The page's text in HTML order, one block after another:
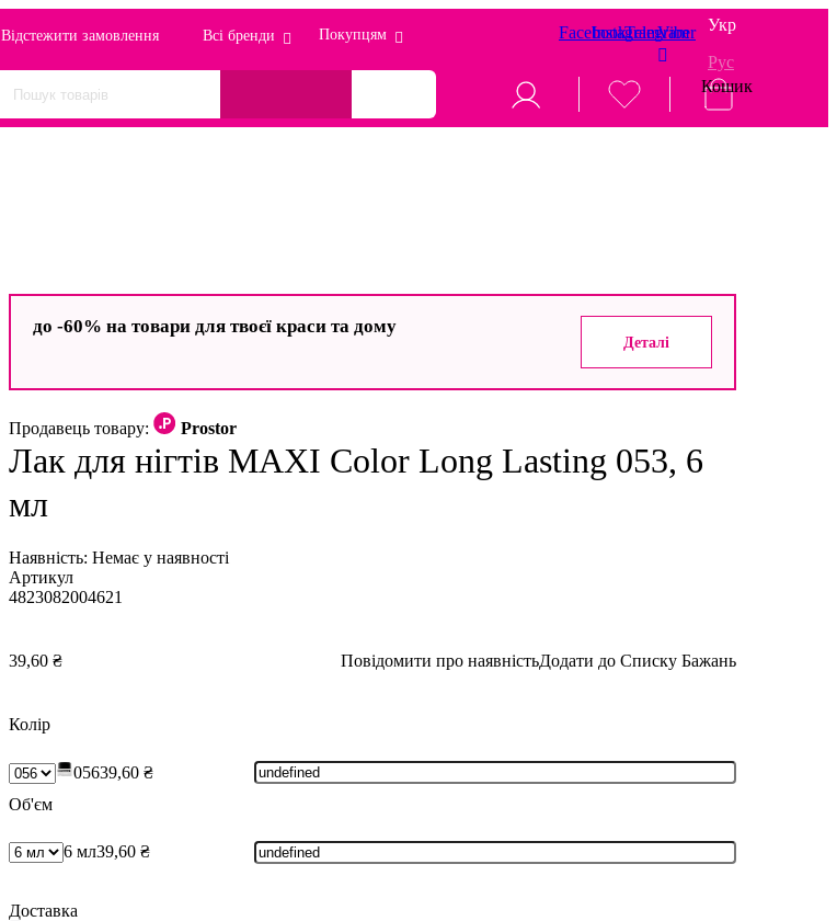
Відстежити замовлення Всі бренди Покупцям FacebookInstagram
Telegram
Viber
Укр
Рус
Кошик
до -60% на товари для твоєї краси та дому
Деталі
Продавець товару: Prostor
Лак для нігтів MAXI Color Long Lasting 053, 6
мл
Наявність: Немає у наявності
Артикул
4823082004621
39,60 ₴ Повідомити про наявністьДодати до Списку Бажань
Колір
05639,60 ₴
Об'єм
6 мл39,60 ₴
Доставка